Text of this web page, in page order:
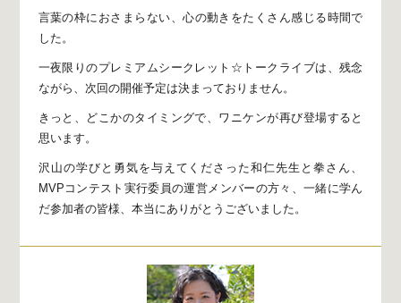
言葉の枠におさまらない、心の動きをたくさん感じる時間で
した。
一夜限りのプレミアムシークレット☆トークライブは、 残念
ながら、次回の開催予定は決まっておりません。
きっと、どこかのタイミングで、 ワニケンが再び登場すると
思います。
沢山の学びと勇気を与えてくださった和仁先生と拳さん、
MVPコンテスト実行委員の運営メンバーの方々、一緒に学ん
だ参加者の皆様、 本当にありがとうございました。